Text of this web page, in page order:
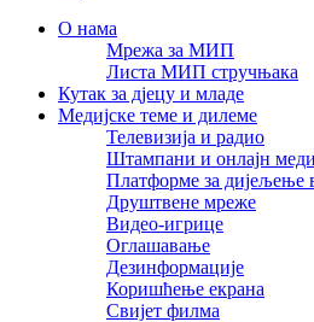
О нама
Мрежа за МИП
Листа МИП стручњака
Кутак за дјецу и младе
Медијске теме и дилеме
Телевизија и радио
Штампани и онлајн
Платформе за дијељење
Друштвене мреже
Видео-игрице
Оглашавање
Дезинформације
Коришћење екрана
Свијет филма